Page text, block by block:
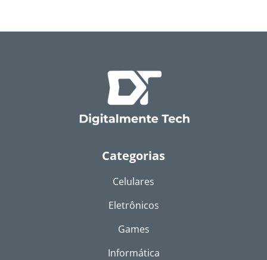
Categorias
Celulares
Eletrônicos
Games
Informática